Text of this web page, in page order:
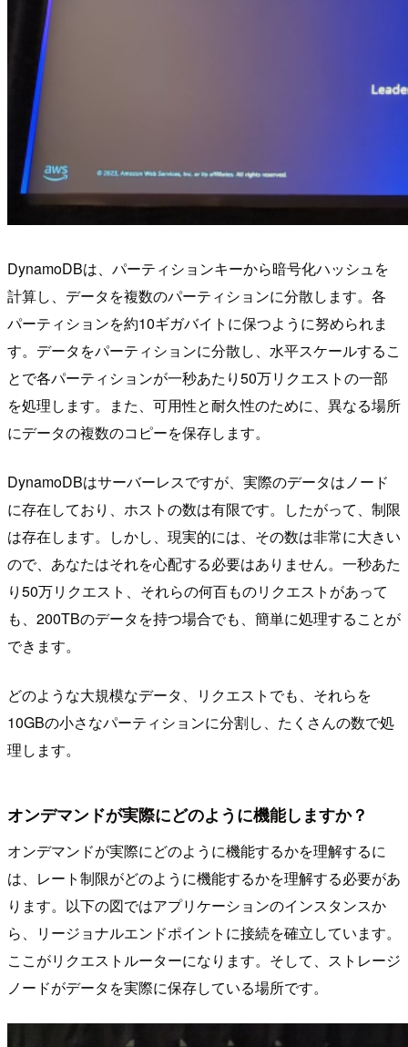
DynamoDBは、パーティションキーから暗号化ハッシュを
計算し、データを複数のパーティションに分散します。各
パーティションを約10ギガバイトに保つように努められま
す。データをパーティションに分散し、水平スケールするこ
とで各パーティションが一秒あたり50万リクエストの一部
を処理します。また、可用性と耐久性のために、異なる場所
にデータの複数のコピーを保存します。
DynamoDBはサーバーレスですが、実際のデータはノード
に存在しており、ホストの数は有限です。したがって、制限
は存在します。しかし、現実的には、その数は非常に大きい
ので、あなたはそれを心配する必要はありません。一秒あた
り50万リクエスト、それらの何百ものリクエストがあって
も、200TBのデータを持つ場合でも、簡単に処理することが
できます。
どのような大規模なデータ、リクエストでも、それらを
10GBの小さなパーティションに分割し、たくさんの数で処
理します。
オンデマンドが実際にどのように機能しますか？
オンデマンドが実際にどのように機能するかを理解するに
は、レート制限がどのように機能するかを理解する必要があ
ります。以下の図ではアプリケーションのインスタンスか
ら、リージョナルエンドポイントに接続を確立しています。
ここがリクエストルーターになります。そして、ストレージ
ノードがデータを実際に保存している場所です。